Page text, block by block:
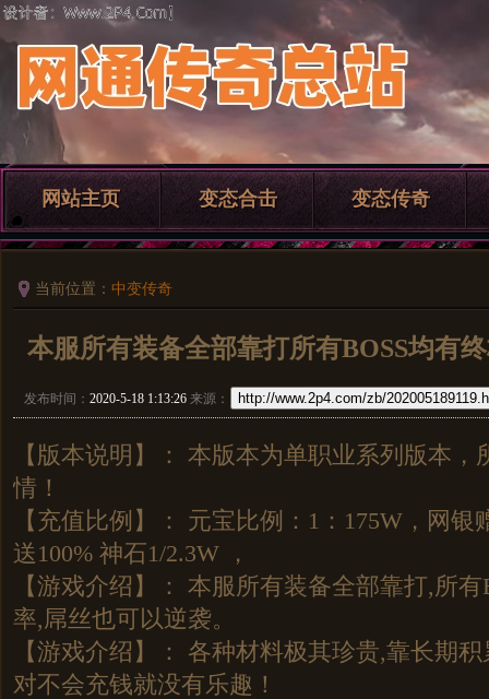
网站主页 变态合击 变态传奇
当前位置： 中变传奇
本服所有装备全部靠打所有BOSS均有
发布时间：2020-5-18 1:13:26 来源： http://www.2p4.com/zb/
【版本说明】： 本版本为单职业系列版本，
情！
【充值比例】： 元宝比例：1：175W，网银
送100% 神石1/2.3W ，
【游戏介绍】： 本服所有装备全部靠打,所
率,屌丝也可以逆袭。
【游戏介绍】： 各种材料极其珍贵,靠长期
对不会充钱就没有乐趣！